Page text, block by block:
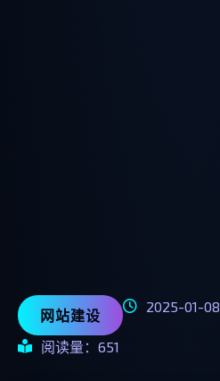
网站建设
2025-01-08
阅读量：651